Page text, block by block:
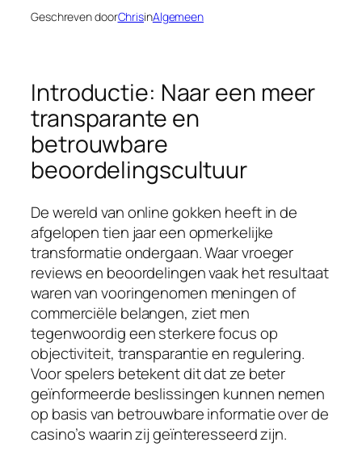
Geschreven doorChrisinAlgemeen
Introductie: Naar een meer
transparante en
betrouwbare
beoordelingscultuur
De wereld van online gokken heeft in de
afgelopen tien jaar een opmerkelijke
transformatie ondergaan. Waar vroeger
reviews en beoordelingen vaak het resultaat
waren van vooringenomen meningen of
commerciële belangen, ziet men
tegenwoordig een sterkere focus op
objectiviteit, transparantie en regulering.
Voor spelers betekent dit dat ze beter
geïnformeerde beslissingen kunnen nemen
op basis van betrouwbare informatie over de
casino’s waarin zij geïnteresseerd zijn.